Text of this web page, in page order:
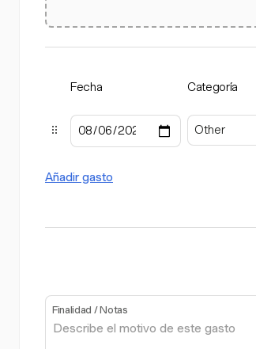
Fecha Categoría
Other
Añadir gasto
Finalidad / Notas